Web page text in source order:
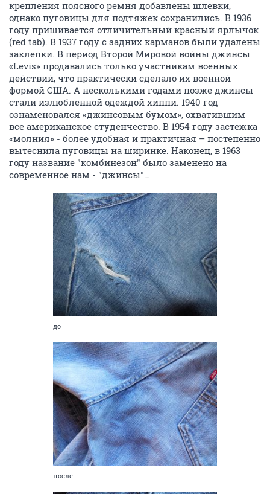
крепления поясного ремня добавлены шлевки,
однако пуговицы для подтяжек сохранились. В 1936
году пришивается отличительный красный ярлычок
(red tab). В 1937 году с задних карманов были удалены
заклепки. В период Второй Мировой войны джинсы
«Levis» продавались только участникам военных
действий, что практически сделало их военной
формой США. А несколькими годами позже джинсы
стали излюбленной одеждой хиппи. 1940 год
ознаменовался «джинсовым бумом», охватившим
все американское студенчество. В 1954 году застежка
«молния» - более удобная и практичная – постепенно
вытеснила пуговицы на ширинке. Наконец, в 1963
году название "комбинезон" было заменено на
современное нам - "джинсы"…
до
после